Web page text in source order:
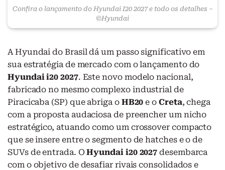
Confira o lançamento do Hyundai I20 2027 e todo os detalhes –
©Hyundai
A Hyundai do Brasil dá um passo significativo em
sua estratégia de mercado com o lançamento do
Hyundai i20 2027. Este novo modelo nacional,
fabricado no mesmo complexo industrial de
Piracicaba (SP) que abriga o HB20 e o Creta, chega
com a proposta audaciosa de preencher um nicho
estratégico, atuando como um crossover compacto
que se insere entre o segmento de hatches e o de
SUVs de entrada. OHyundai i20 2027 desembarca
com o objetivo de desafiar rivais consolidados e